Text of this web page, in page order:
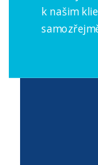
k našim